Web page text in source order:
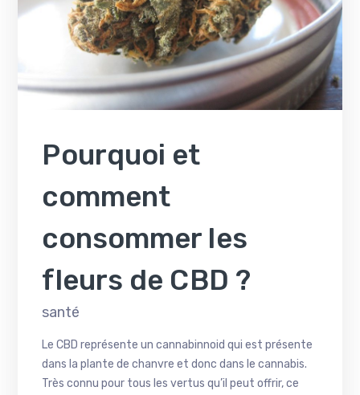
Pourquoi et
comment
consommer les
fleurs de CBD ?
santé
Le CBD représente un cannabinnoid qui est présente
dans la plante de chanvre et donc dans le cannabis.
Très connu pour tous les vertus qu’il peut offrir, ce